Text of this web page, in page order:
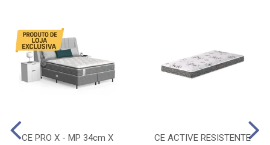
CE PRO X - MP 34cm X
CE ACTIVE RESISTENTE